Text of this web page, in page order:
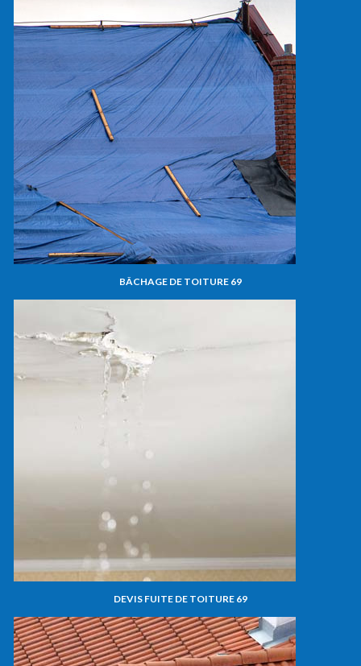
BÂCHAGE DE TOITURE 69
DEVIS FUITE DE TOITURE 69